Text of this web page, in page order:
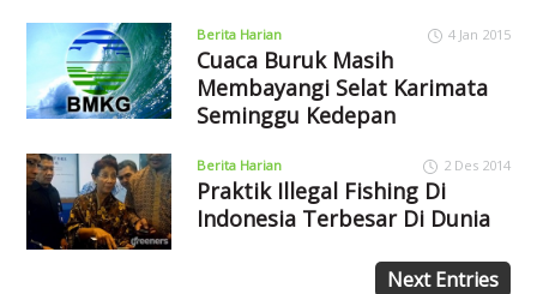
Berita Harian 4 Jan 2015
Cuaca Buruk Masih
Membayangi Selat Karimata
Seminggu Kedepan
Berita Harian 2 Des 2014
Praktik Illegal Fishing Di
Indonesia Terbesar Di Dunia
Next Entries